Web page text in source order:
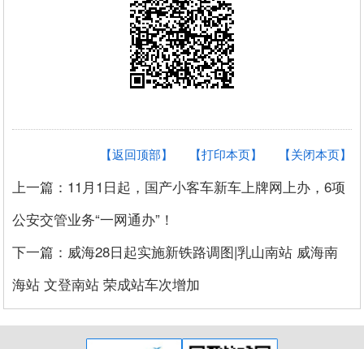
【关闭本页】
【打印本页】
【返回顶部】
上一篇：11月1日起，国产小客车新车上牌网上办，6项
公安交管业务“一网通办”！
下一篇：威海28日起实施新铁路调图|乳山南站 威海南
海站 文登南站 荣成站车次增加